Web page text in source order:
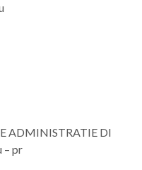
ADMINISTRATIE Dl
– pr